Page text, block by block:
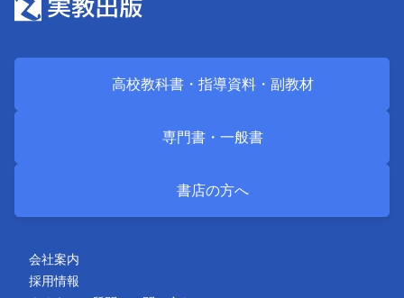
高校教科書・ 指導資料・ 副教材
専門書・ 一般書
書店の方へ
会社案内
採用情報